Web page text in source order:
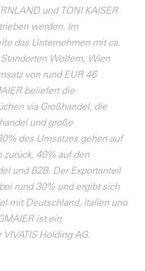
und TONI KAISER
werden. Im
das Unternehmen mit ca.
Wolfern, Wien
von rund EUR 46
beliefert die
via Großhandel, die
und große
des Umsatzes gehen auf
zurück, 40% auf den
und B2B. Der Exportanteil
rund 30% und ergibt sich
mit Deutschland, Italien und
ist ein
Holding AG.